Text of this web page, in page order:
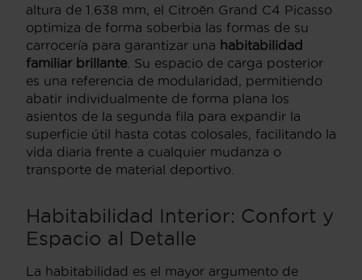
altura de 1.638 mm, el Citroën Grand C4 Picasso
optimiza de forma soberbia las formas de su
carrocería para garantizar una habitabilidad
familiar brillante . Su espacio de carga posterior
es una referencia de modularidad, permitiendo
abatir individualmente de forma plana los
asientos de la segunda fila para expandir la
superficie útil hasta cotas colosales, facilitando la
vida diaria frente a cualquier mudanza o
transporte de material deportivo.
Habitabilidad Interior: Confort y
Espacio al Detalle
La habitabilidad es el mayor argumento de